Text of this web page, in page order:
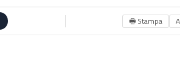
🖶 Stampa